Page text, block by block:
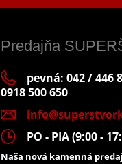
Predajňa
pevná: 042 / 446
0918 500 650
PO - PIA (9:00 -
Naša nová kamenná